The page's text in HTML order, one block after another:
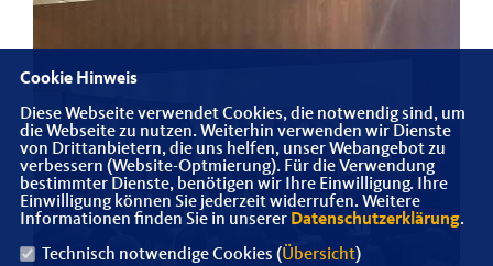
Cookie Hinweis
Diese Webseite verwendet Cookies, die notwendig sind, um
die Webseite zu nutzen. Weiterhin verwenden wir Dienste
von Drittanbietern, die uns helfen, unser Webangebot zu
verbessern (Website-Optmierung). Für die Verwendung
bestimmter Dienste, benötigen wir Ihre Einwilligung. Ihre
Einwilligung können Sie jederzeit widerrufen. Weitere
Informationen finden Sie in unserer Datenschutzerklärung.
Technisch notwendige Cookies (Übersicht)